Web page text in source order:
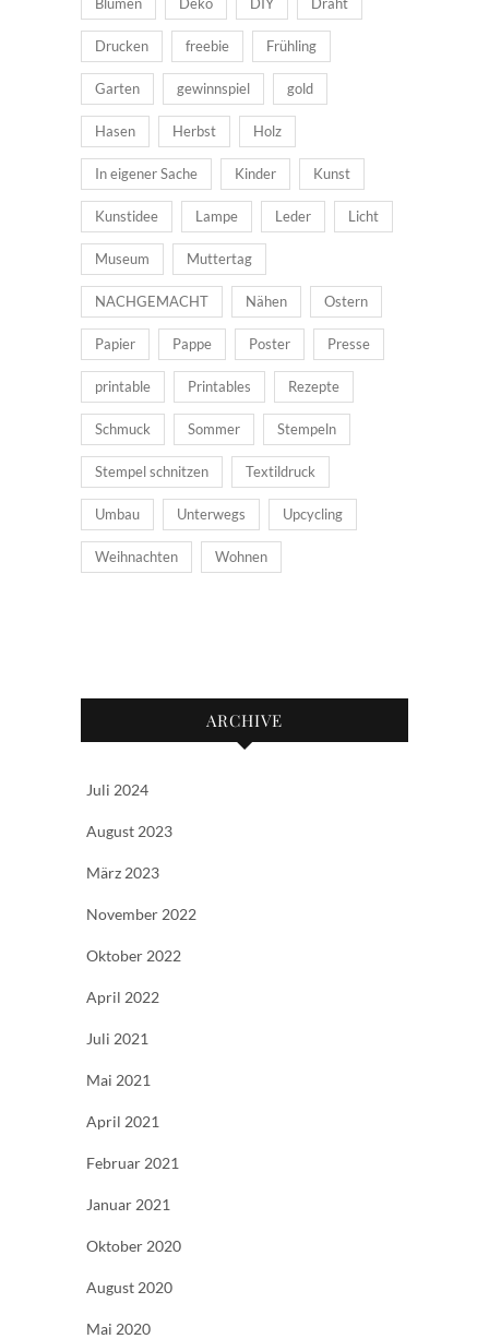
Drucken freebie Frühling
Garten gewinnspiel gold
Hasen Herbst Holz
In eigener Sache Kinder Kunst
Kunstidee Lampe Leder Licht
Museum Muttertag
NACHGEMACHT Nähen Ostern
Papier Pappe Poster Presse
printable Printables Rezepte
Schmuck Sommer Stempeln
Stempel schnitzen Textildruck
Umbau Unterwegs Upcycling
Weihnachten Wohnen
ARCHIVE
Juli 2024
August 2023
März 2023
November 2022
Oktober 2022
April 2022
Juli 2021
Mai 2021
April 2021
Februar 2021
Januar 2021
Oktober 2020
August 2020
Mai 2020